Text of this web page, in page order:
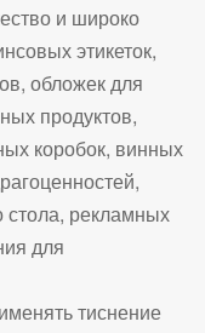
и широко
этикеток,
обложек для
продуктов,
коробок, винных
стола, рекламных
для
тиснение